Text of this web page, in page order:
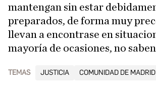
mantengan sin estar
preparados, de forma muy
llevan a encontrase en
mayoría de ocasiones, no
TEMAS JUSTICIA COMUNIDAD DE MADRID